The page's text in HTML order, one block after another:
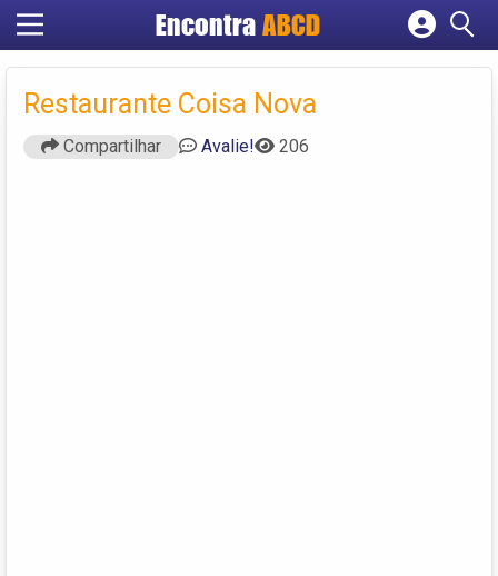
EncontraABCD
Cadastrar empresa
Criar conta
Restaurante Coisa Nova
Compartilhar Avalie! 206